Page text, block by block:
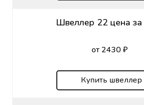
Швеллер 22 цена за
от 2430 ₽
Купить